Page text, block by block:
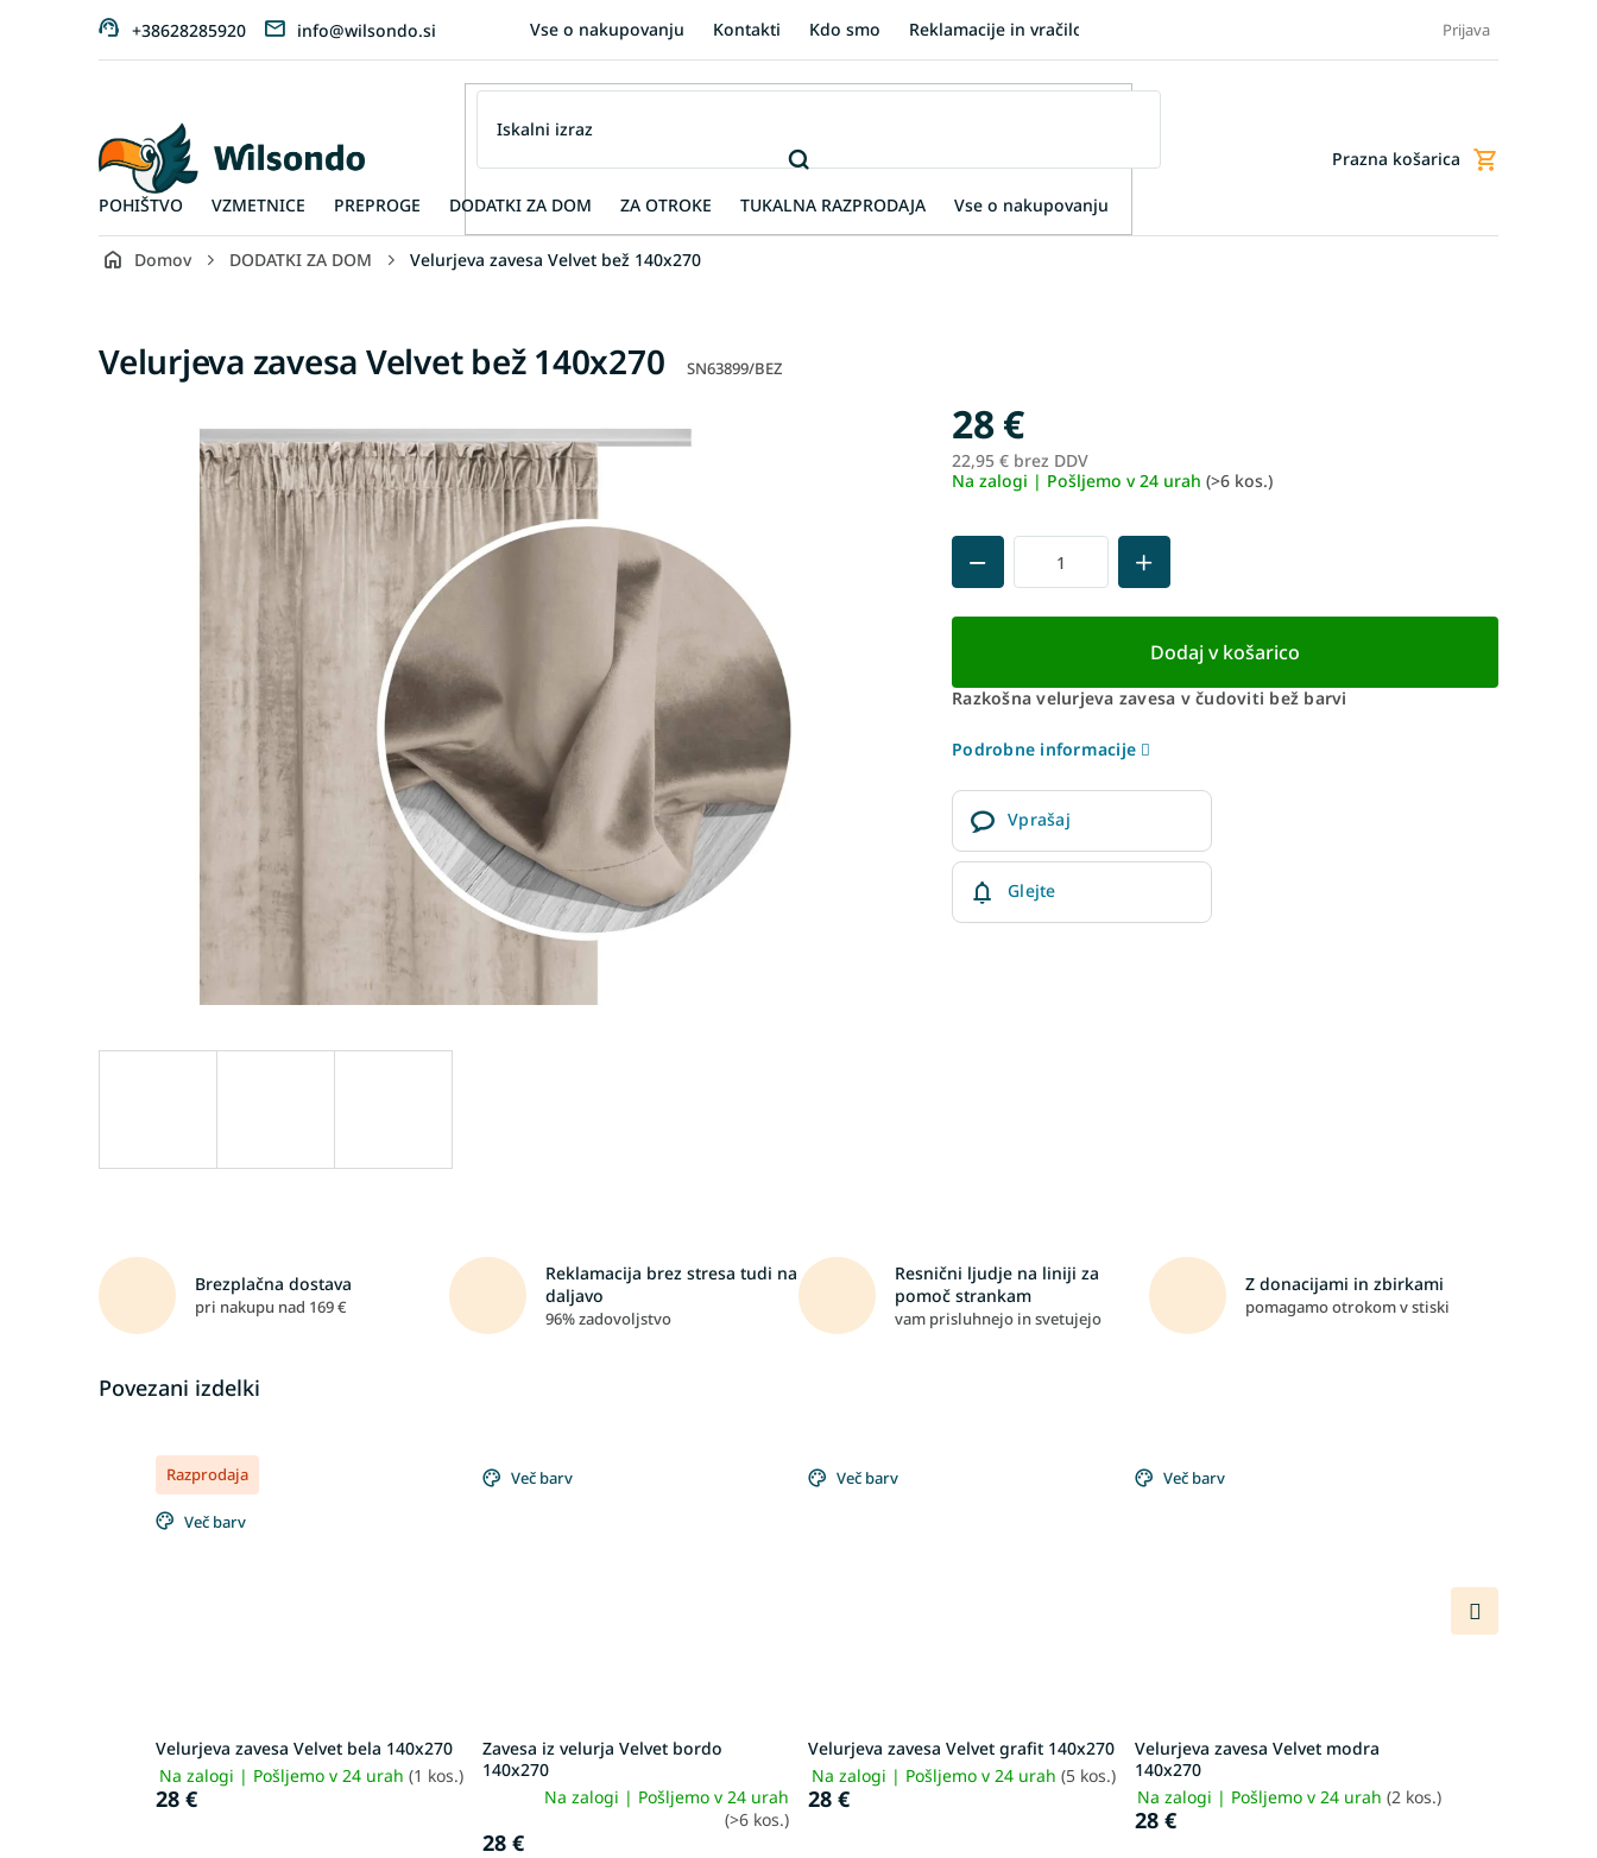
+38628285920 info@wilsondo.si Vse o nakupovanju Kontakti Kdo smo Reklamacije in vračilo blaga Dodatne storitve
Prijava
Nakupovalna
Prazna košarica
POHIŠTVO VZMETNICE PREPROGE DODATKI ZA DOM ZA OTROKE TUKALNA RAZPRODAJA Vse o nakupovanju
Domov DODATKI ZA DOM Velurjeva zavesa Velvet bež 140x270
Velurjeva zavesa Velvet bež 140x270 SN63899/BEZ
28 €
22,95 € brez DDV
Na zalogi | Pošljemo v 24 urah (>6 kos.)
Dodaj v košarico
Razkošna velurjeva zavesa v čudoviti bež barvi
Podrobne informacije
Vprašaj
Glejte
Brezplačna dostava
pri nakupu nad 169 €
Reklamacija brez stresa tudi na
daljavo
96% zadovoljstvo
Resnični ljudje na liniji za
pomoč strankam
vam prisluhnejo in svetujejo
Z donacijami in zbirkami
pomagamo otrokom v stiski
Povezani izdelki
Razprodaja
Več barv
Velurjeva zavesa Velvet bela 140x270
Na zalogi | Pošljemo v 24 urah (1 kos.)
28 €
Več barv
Zavesa iz velurja Velvet bordo
140x270
Na zalogi | Pošljemo v 24 urah
(>6 kos.)
28 €
Več barv
Velurjeva zavesa Velvet grafit 140x270
Na zalogi | Pošljemo v 24 urah (5 kos.)
28 €
Več barv
Velurjeva zavesa Velvet modra
140x270
Na zalogi | Pošljemo v 24 urah (2 kos.)
28 €
Naslednji
izdelek